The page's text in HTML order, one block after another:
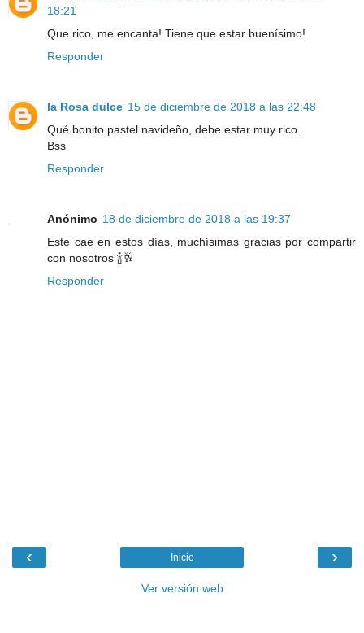
18:21
Que rico, me encanta! Tiene que estar buenísimo!
Responder
la Rosa dulce 15 de diciembre de 2018 a las 22:48
Qué bonito pastel navideño, debe estar muy rico.
Bss
Responder
Anónimo 18 de diciembre de 2018 a las 19:37
Este cae en estos días, muchísimas gracias por compartir
con nosotros 🍾🥂
Responder
‹ ›
Inicio
Ver versión web